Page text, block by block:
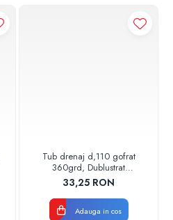
Tub drenaj d,110 gofrat
360grd, Dublustrat
verde/negru 110152 Drainkit
33,25 RON
Adauga in cos